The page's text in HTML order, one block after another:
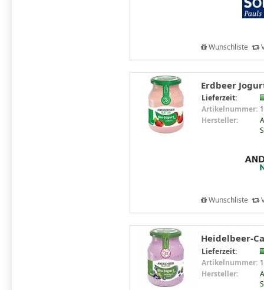
Wunschliste
Erdbeer
Lieferzeit:
Artikelnummer:
Hersteller:
Wunschliste
Heidelbeer-
Lieferzeit:
Artikelnummer:
Hersteller: